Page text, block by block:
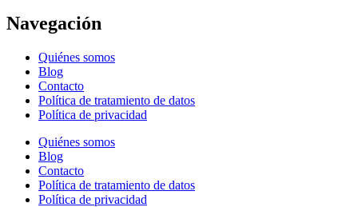
Navegación
Quiénes somos
Blog
Contacto
Política de tratamiento de datos
Política de privacidad
Quiénes somos
Blog
Contacto
Política de tratamiento de datos
Política de privacidad